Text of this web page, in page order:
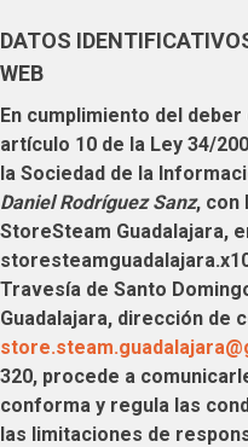
DATOS
WEB
En cumplimiento del
artículo 10 de la Ley 34/
la Sociedad de la
Daniel Rodríguez Sanz, con
StoreSteam Guadalajara,
Travesía de Santo
Guadalajara, dirección de
320, procede a
conforma y regula las
las limitaciones de